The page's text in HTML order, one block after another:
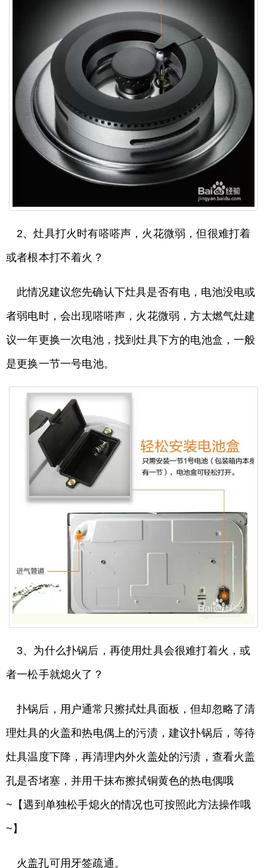
2、灶具打火时有嗒嗒声，火花微弱，但很难打着
或者根本打不着火？
此情况建议您先确认下灶具是否有电，电池没电或
者弱电时，会出现嗒嗒声，火花微弱，方太燃气灶建
议一年更换一次电池，找到灶具下方的电池盒，一般
是更换一节一号电池。
3、为什么扑锅后，再使用灶具会很难打着火，或
者一松手就熄火了？
扑锅后，用户通常只擦拭灶具面板，但却忽略了清
理灶具的火盖和热电偶上的污渍，建议扑锅后，等待
灶具温度下降，再清理内外火盖处的污渍，查看火盖
孔是否堵塞，并用干抹布擦拭铜黄色的热电偶哦
~【遇到单独松手熄火的情况也可按照此方法操作哦
~】
火盖孔可用牙签疏通。